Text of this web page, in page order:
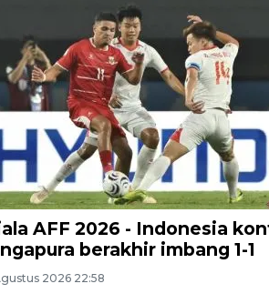
AFF 2026 - Indonesia
berakhir imbang 1-1
2026 22:58